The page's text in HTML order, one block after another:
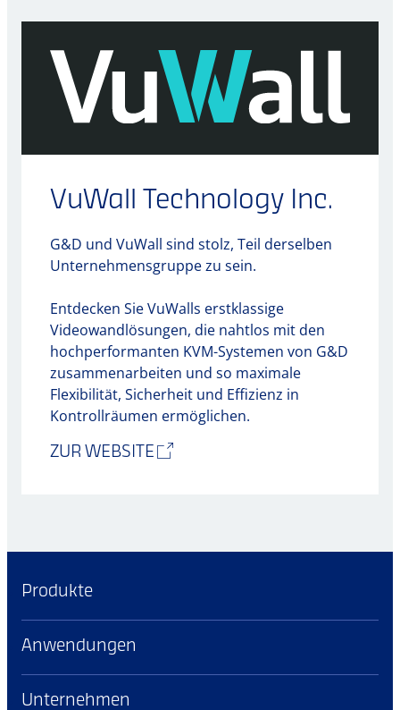
VuWall Technology Inc.
G&D und VuWall sind stolz, Teil derselben
Unternehmensgruppe zu sein.
Entdecken Sie VuWalls erstklassige
Videowandlösungen, die nahtlos mit den
hochperformanten KVM-Systemen von G&D
zusammenarbeiten und so maximale
Flexibilität, Sicherheit und Effizienz in
Kontrollräumen ermöglichen.
ZUR WEBSITE
Produkte
Anwendungen
Unternehmen